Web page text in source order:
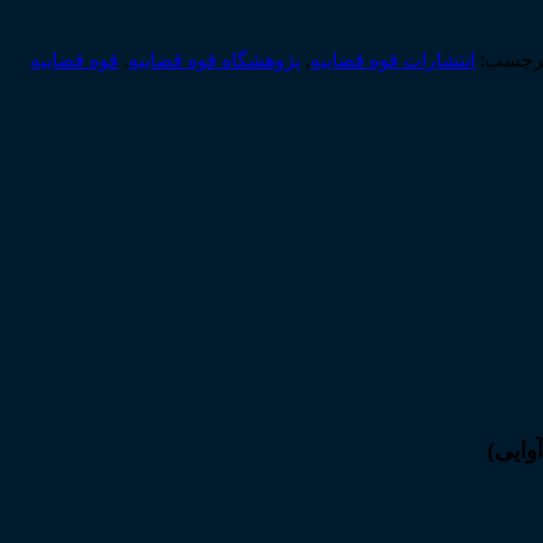
انتشارات قوه قضاییه, پژوهشگاه قوه قضاییه, قوه قضاییه